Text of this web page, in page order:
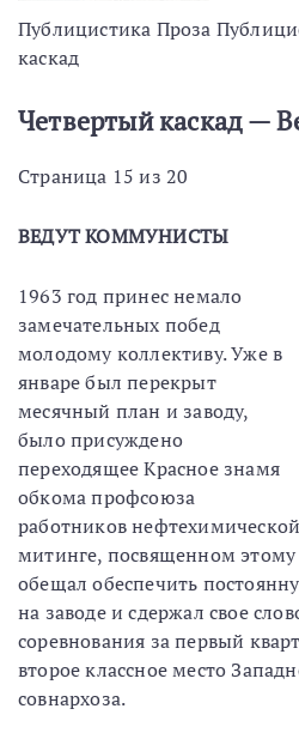
Публицистика Проза
каскад
Четвертый каскад —
Страница 15 из 20
ВЕДУТ КОММУНИСТЫ
1963 год принес немало
замечательных побед
молодому коллективу. Уже в
январе был перекрыт
месячный план и заводу,
было присуждено
переходящее Красное знамя
обкома профсоюза
работников
митинге, посвященном
обещал обеспечить
на заводе и сдержал свое
соревнования за первый
второе классное место
совнархоза.